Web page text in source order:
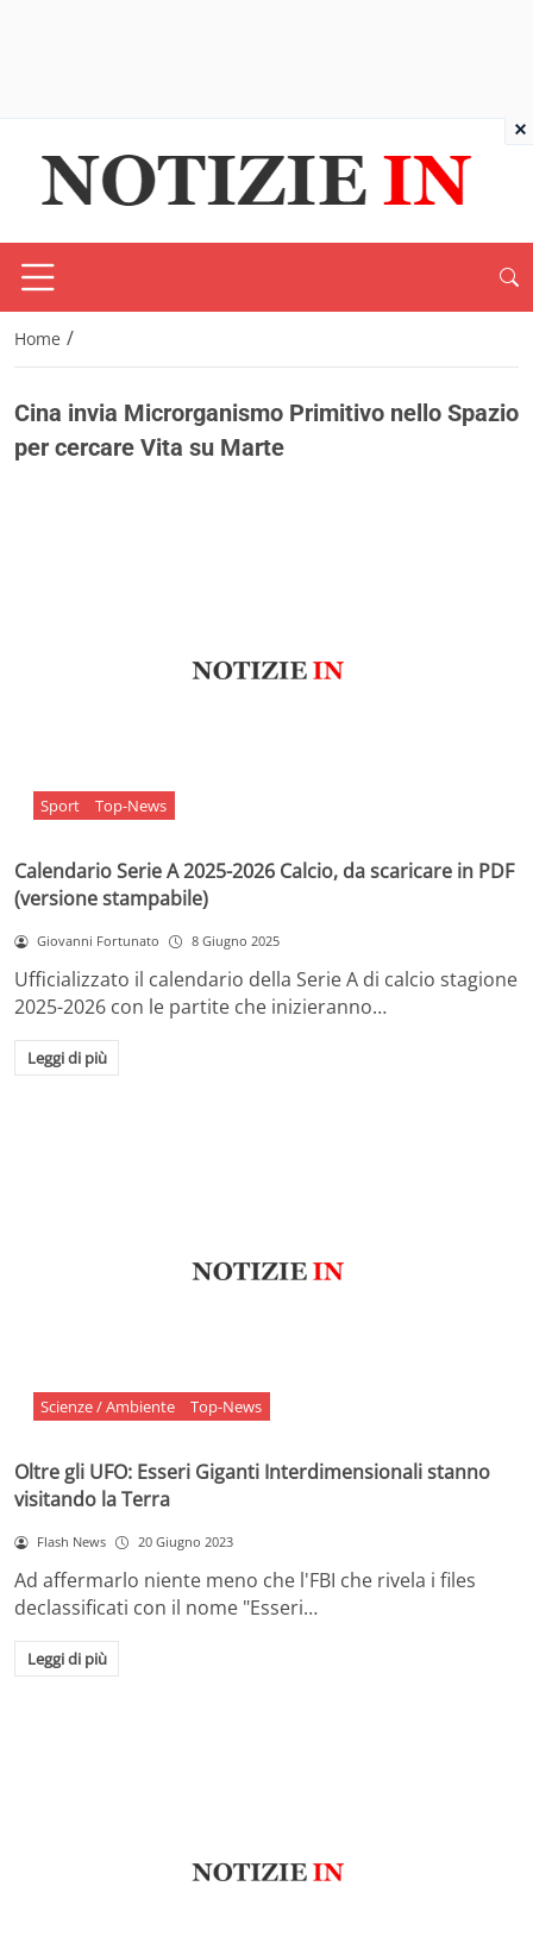
Home /
Cina invia Microrganismo Primitivo nello Spazio
per cercare Vita su Marte
Sport Top-News
Calendario Serie A 2025-2026 Calcio, da scaricare in PDF
(versione stampabile)
Giovanni Fortunato 8 Giugno 2025
Ufficializzato il calendario della Serie A di calcio stagione
2025-2026 con le partite che inizieranno…
Leggi di più
Scienze / Ambiente Top-News
Oltre gli UFO: Esseri Giganti Interdimensionali stanno
visitando la Terra
Flash News 20 Giugno 2023
Ad affermarlo niente meno che l'FBI che rivela i files
declassificati con il nome "Esseri…
Leggi di più
×